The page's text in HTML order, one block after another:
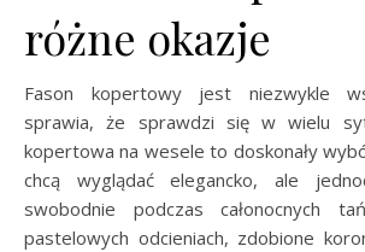
różne okazje
Fason kopertowy jest niezwykle
sprawia, że sprawdzi się w wielu
kopertowa na wesele to doskonały
chcą wyglądać elegancko, ale
swobodnie podczas całonocnych
pastelowych odcieniach, zdobione